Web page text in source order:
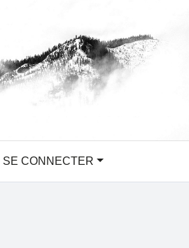
SE CONNECTER